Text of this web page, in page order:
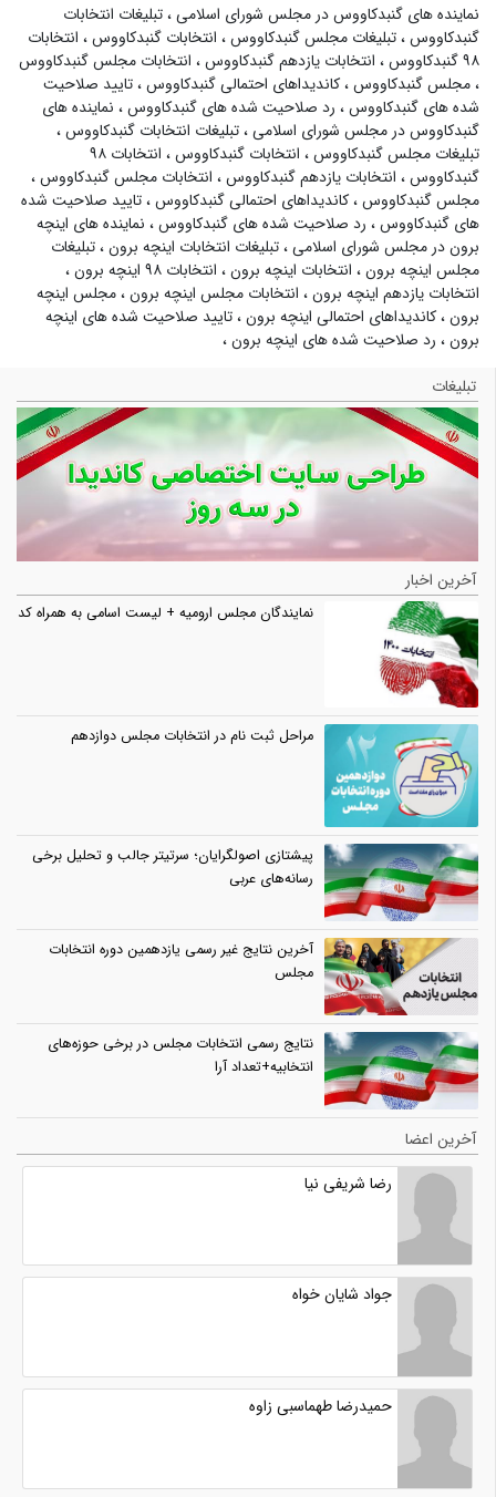
نماینده های گنبدکاووس در مجلس شورای اسلامی،تبلیغات انتخابات
گنبدکاووس،تبلیغات مجلس گنبدکاووس، انتخابات گنبدکاووس، انتخابات
۹۸ گنبدکاووس
، انتخابات یازدهم گنبدکاووس، انتخابات مجلس گنبدکاووس
،مجلس گنبدکاووس،کاندیداهای احتمالی گنبدکاووس،تایید صلاحیت
شده های گنبدکاووس، رد صلاحیت شده های گنبدکاووس، نماینده های
گنبدکاووس در مجلس شورای اسلامی،تبلیغات انتخابات گنبدکاووس،
تبلیغات مجلس گنبدکاووس، انتخابات گنبدکاووس،
انتخابات ۹۸
گنبدکاووس، انتخابات یازدهم گنبدکاووس، انتخابات مجلس گنبدکاووس،
مجلس گنبدکاووس،کاندیداهای احتمالی گنبدکاووس،تایید صلاحیت شده
های گنبدکاووس، رد صلاحیت شده های گنبدکاووس، نماینده های اینچه
برون در مجلس شورای اسلامی،تبلیغات انتخابات اینچه برون،تبلیغات
مجلس اینچه برون، انتخابات اینچه برون، انتخابات ۹۸ اینچه برون
،
انتخابات یازدهم اینچه برون، انتخابات مجلس اینچه برون،مجلس اینچه
برون،کاندیداهای احتمالی اینچه برون،تایید صلاحیت شده های اینچه
برون، رد صلاحیت شده های اینچه برون،
تبلیغات
آخرین اخبار
نمایندگان مجلس ارومیه + لیست اسامی به همراه کد
مراحل ثبت نام در انتخابات مجلس دوازدهم
پیشتازی اصولگرایان؛ سرتیتر جالب و تحلیل برخی
رسانه‌های عربی
آخرین نتایج غیر رسمی یازدهمین دوره انتخابات
مجلس
نتایج رسمی انتخابات مجلس در برخی حوزه‌های
انتخابیه+تعداد آرا
آخرین اعضا
رضا شریفی نیا
جواد شایان خواه
حمیدرضا طهماسبی زاوه